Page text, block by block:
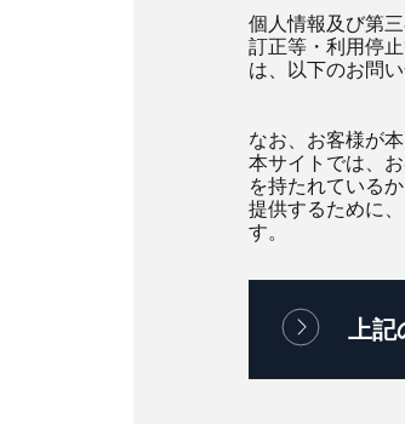
個人情報及び第
訂正等・利用停
は、以下のお問
なお、お客様が
本サイトでは、
を持たれている
提供するために
す。